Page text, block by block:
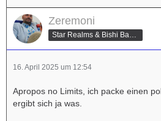
Zeremoni
16. April 2025 um 12:54
Apropos no Limits, ich packe einen
ergibt sich ja was.